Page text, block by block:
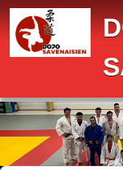
Panneau de gestion